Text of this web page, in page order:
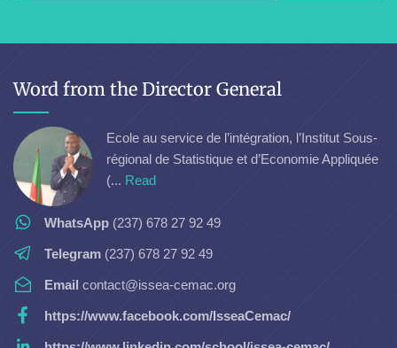
Word from the Director General
Ecole au service de l’intégration, l’Institut Sous-
régional de Statistique et d’Economie Appliquée
(... Read
WhatsApp (237) 678 27 92 49
Telegram (237) 678 27 92 49
Email contact@issea-cemac.org
https://www.facebook.com/IsseaCemac/